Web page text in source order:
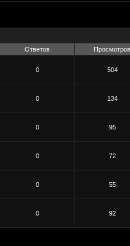
Ответов Просмотров
0
504
0
134
0
95
0
72
0
55
0
92